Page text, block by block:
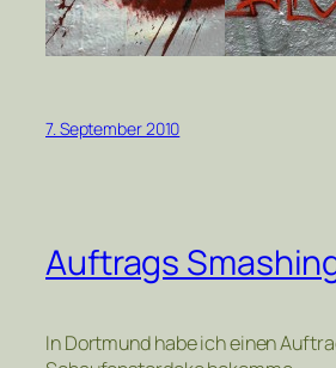
7. September 2010
Auftrags
In Dortmund habe ich einen